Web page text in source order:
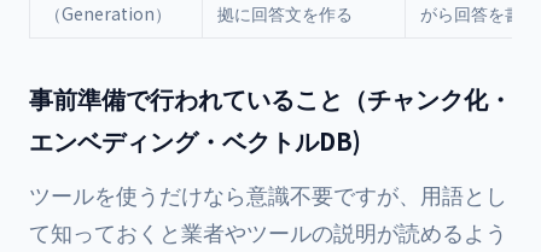
（Generation）
拠に回答文を作る
がら回答を書く
事前準備で行われていること（チャンク化・
エンベディング・ベクトルDB)
ツールを使うだけなら意識不要ですが、用語とし
て知っておくと業者やツールの説明が読めるよう